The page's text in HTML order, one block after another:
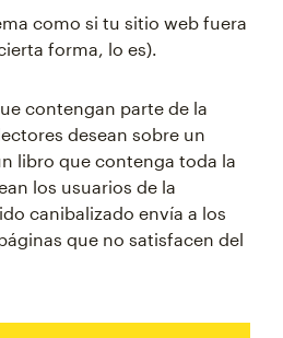
como si tu sitio web fuera
forma, lo es).
contengan parte de la
desean sobre un
libro que contenga toda la
los usuarios de la
canibalizado envía a los
que no satisfacen del